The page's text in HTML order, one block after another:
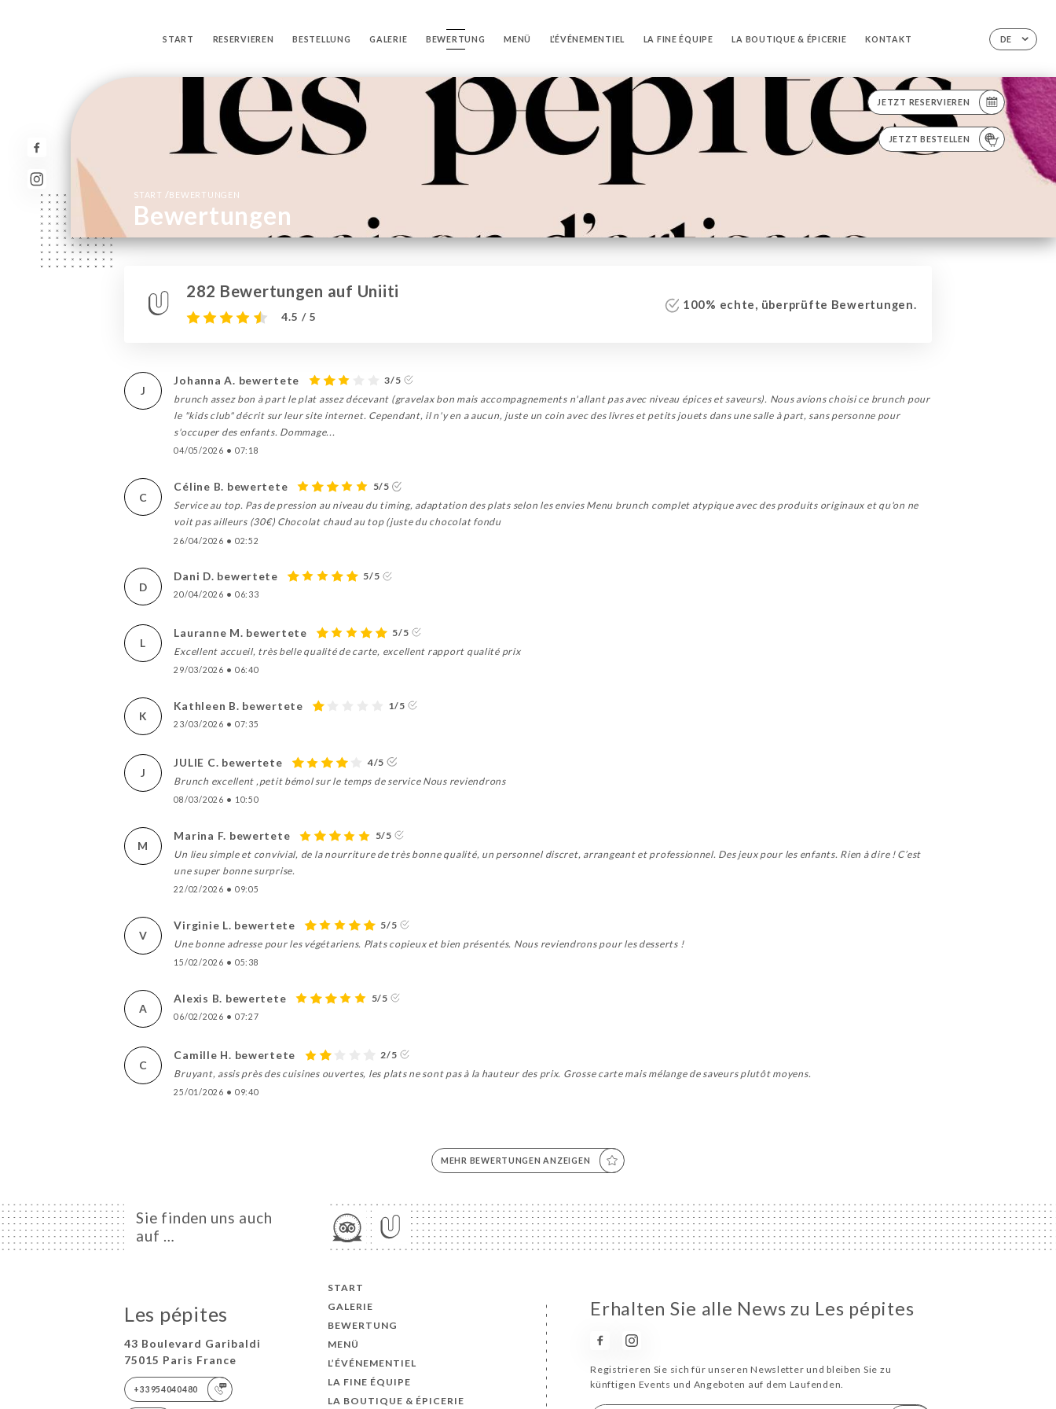
DE
START RESERVIEREN BESTELLUNG GALERIE BEWERTUNG MENÜ L’ÉVÉNEMENTIEL LA FINE ÉQUIPE LA BOUTIQUE & ÉPICERIE KONTAKT
JETZT RESERVIEREN
JETZT BESTELLEN
START /BEWERTUNGEN
Bewertungen
282 Bewertungen auf Uniiti
4.5 / 5
100% echte, überprüfte Bewertungen.
J
Johanna A. bewertete
3/5
brunch assez bon à part le plat assez décevant (gravelax bon mais accompagnements n'allant pas avec niveau épices et saveurs). Nous avions choisi ce brunch pour
le "kids club" décrit sur leur site internet. Cependant, il n'y en a aucun, juste un coin avec des livres et petits jouets dans une salle à part, sans personne pour
s'occuper des enfants. Dommage...
04/05/2026 • 07:18
C
Céline B. bewertete
5/5
Service au top. Pas de pression au niveau du timing, adaptation des plats selon les envies Menu brunch complet atypique avec des produits originaux et qu'on ne
voit pas ailleurs (30€) Chocolat chaud au top (juste du chocolat fondu
26/04/2026 • 02:52
D
Dani D. bewertete 5/5
20/04/2026 • 06:33
L
Lauranne M. bewertete
5/5
Excellent accueil, très belle qualité de carte, excellent rapport qualité prix
29/03/2026 • 06:40
K
Kathleen B. bewertete 1/5
23/03/2026 • 07:35
J
JULIE C. bewertete
4/5
Brunch excellent ,petit bémol sur le temps de service Nous reviendrons
08/03/2026 • 10:50
M
Marina F. bewertete
5/5
Un lieu simple et convivial, de la nourriture de très bonne qualité, un personnel discret, arrangeant et professionnel. Des jeux pour les enfants. Rien à dire ! C’est
une super bonne surprise.
22/02/2026 • 09:05
V
Virginie L. bewertete
5/5
Une bonne adresse pour les végétariens. Plats copieux et bien présentés. Nous reviendrons pour les desserts !
15/02/2026 • 05:38
A
Alexis B. bewertete 5/5
06/02/2026 • 07:27
C
Camille H. bewertete
2/5
Bruyant, assis près des cuisines ouvertes, les plats ne sont pas à la hauteur des prix. Grosse carte mais mélange de saveurs plutôt moyens.
25/01/2026 • 09:40
MEHR BEWERTUNGEN ANZEIGEN
Sie finden uns auch
auf …
Les pépites
43 Boulevard Garibaldi
75015 Paris France
+33954040480
START
GALERIE
BEWERTUNG
MENÜ
L’ÉVÉNEMENTIEL
LA FINE ÉQUIPE
LA BOUTIQUE & ÉPICERIE
Erhalten Sie alle News zu Les pépites
Registrieren Sie sich für unseren Newsletter und bleiben Sie zu
künftigen Events und Angeboten auf dem Laufenden.